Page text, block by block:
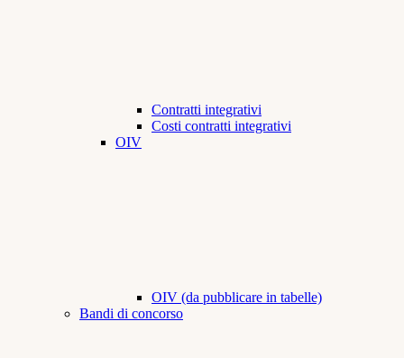
Contratti integrativi
Costi contratti integrativi
OIV
OIV (da pubblicare in tabelle)
Bandi di concorso